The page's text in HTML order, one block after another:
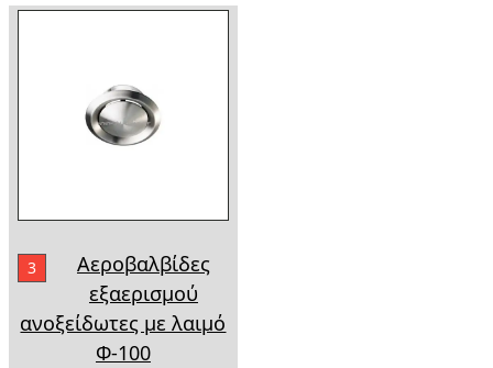
3
Αεροβαλβίδες
εξαερισμού
ανοξείδωτες με λαιμό
Φ-100